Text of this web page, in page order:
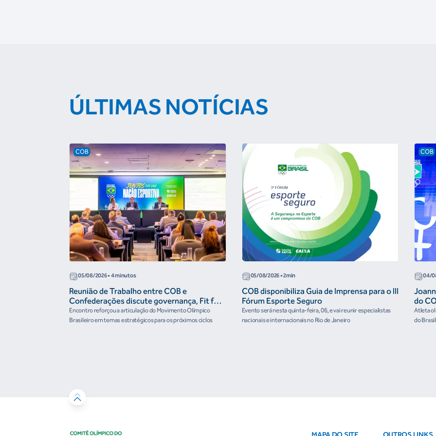
ÚLTIMAS NOTÍCIAS
COB
05/08/2026• 4 minutos
Reunião de Trabalho entre COB e
Confederações discute governança, Fit for
the Future e presença do Brasil em
organismos internacionais
Encontro reforçou a articulação do Movimento Olímpico
Brasileiro em temas estratégicos para os próximos ciclos
05/08/2026• 2min
COB disponibiliza Guia de Imprensa para o III
Fórum Esporte Seguro
Evento será nesta quinta-feira, 06, e vai reunir especialistas
nacionais e internacionais no Rio de Janeiro
COB
04/
do
Atleta
do